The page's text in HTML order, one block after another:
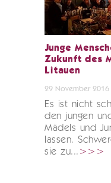
Junge
Zukunft des
Litauen
29 November 2016
Es ist nicht
den jungen
Mädels und
lassen.
sie zu... >>>